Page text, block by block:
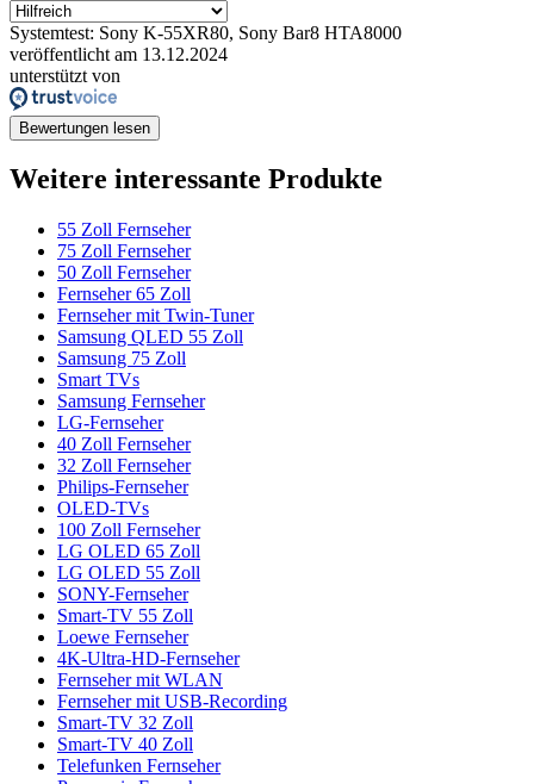
Systemtest: Sony K-55XR80, Sony Bar8 HTA8000
veröffentlicht am 13.12.2024
unterstützt von
Bewertungen lesen
Weitere interessante Produkte
55 Zoll Fernseher
75 Zoll Fernseher
50 Zoll Fernseher
Fernseher 65 Zoll
Fernseher mit Twin-Tuner
Samsung QLED 55 Zoll
Samsung 75 Zoll
Smart TVs
Samsung Fernseher
LG-Fernseher
40 Zoll Fernseher
32 Zoll Fernseher
Philips-Fernseher
OLED-TVs
100 Zoll Fernseher
LG OLED 65 Zoll
LG OLED 55 Zoll
SONY-Fernseher
Smart-TV 55 Zoll
Loewe Fernseher
4K-Ultra-HD-Fernseher
Fernseher mit WLAN
Fernseher mit USB-Recording
Smart-TV 32 Zoll
Smart-TV 40 Zoll
Telefunken Fernseher